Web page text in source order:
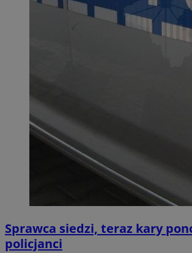
Sprawca siedzi, teraz kary
policjanci